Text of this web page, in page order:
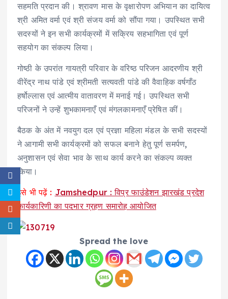
सहमति प्रदान की। श्रावण मास के वृक्षारोपण अभियान का दायित्व
श्री अमित वर्मा एवं श्री संजय वर्मा को सौंपा गया। उपस्थित सभी
सदस्यों ने इन सभी कार्यक्रमों में सक्रिय सहभागिता एवं पूर्ण
सहयोग का संकल्प लिया।
गोष्ठी के उपरांत गायत्री परिवार के वरिष्ठ परिजन आदरणीय श्री
वीरेंद्र नाथ पांडे एवं श्रीमती सत्यवती पांडे की वैवाहिक वर्षगाँठ
हर्षोल्लास एवं आत्मीय वातावरण में मनाई गई। उपस्थित सभी
परिजनों ने उन्हें शुभकामनाएँ एवं मंगलकामनाएँ प्रेषित कीं।
बैठक के अंत में नवयुग दल एवं प्रज्ञा महिला मंडल के सभी सदस्यों
ने आगामी सभी कार्यक्रमों को सफल बनाने हेतु पूर्ण समर्पण,
अनुशासन एवं सेवा भाव के साथ कार्य करने का संकल्प व्यक्त
किया।
इसे भी पढ़ें : Jamshedpur : विप्र फाउंडेशन झारखंड प्रदेश
कार्यकारिणी का पदभार ग्रहण समारोह आयोजित
Spread the love